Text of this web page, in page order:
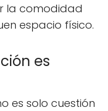
la comodidad
espacio físico.
es
es solo cuestión